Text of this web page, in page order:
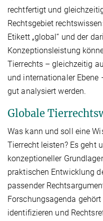
rechtfertigt und
Rechtsgebiet
Etikett „global“ und der
Konzeptionsleistung
Tierrechts – gleichzeitig
und internationaler
gut analysiert werden.
Globale
Was kann und soll eine
Tierrecht leisten? Es geht
konzeptioneller
praktischen Entwicklung
passender
Forschungsagenda
identifizieren und